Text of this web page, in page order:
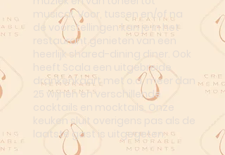
musical. Voor, tussen en/of na
de voorstellingen kan je in het
restaurant genieten van een
heerlijk shared-dining diner. Ook
heeft Scala een uitgebreide
drankenkaart met o.a. meer dan
25 wijnen en verschillende
cocktails en mocktails. Onze
keuken sluit overigens pas als de
laatste gast is uitgegeten.